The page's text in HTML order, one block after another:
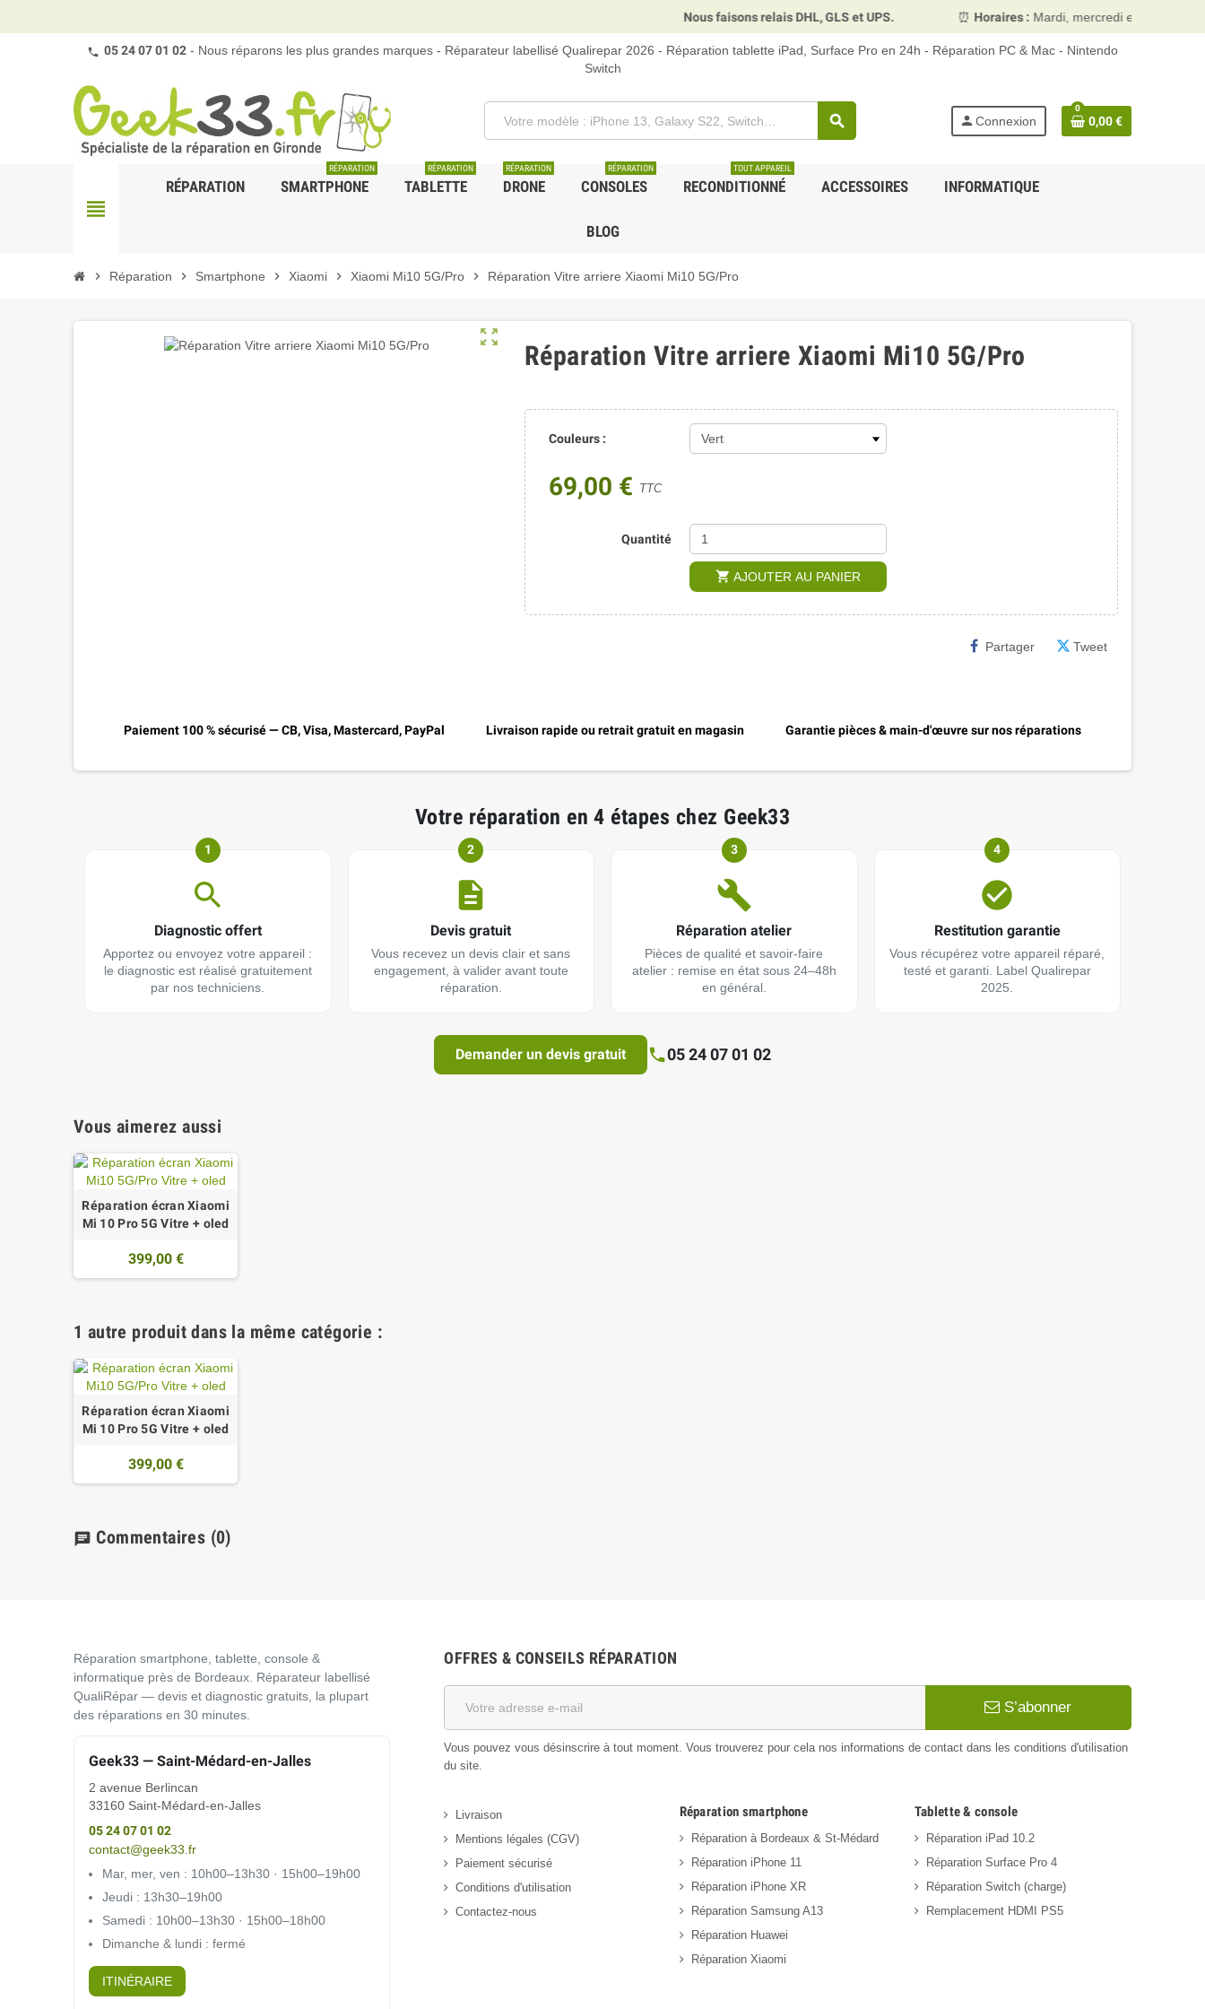
Nous faisons relais DHL, GLS et UPS. Horaires :Mardi, mercredi et vendredi
05 24 07 01 02 - Nous réparons les plus grandes marques - Réparateur labellisé Qualirepar 2026 - Réparation tablette iPad, Surface Pro en 24h - Réparation PC & Mac - Nintendo
Switch
search person Connexion
0
0,00 €
view_headline
RÉPARATION SMARTPHONE
RÉPARATION
TABLETTE
RÉPARATION
DRONE
RÉPARATION
CONSOLES
RÉPARATION
RECONDITIONNÉ
TOUT APPAREIL
ACCESSOIRES INFORMATIQUE
BLOG
chevron_right Réparation chevron_right Smartphone chevron_right Xiaomi chevron_right Xiaomi Mi10 5G/Pro chevron_right Réparation Vitre arriere Xiaomi Mi10 5G/Pro
zoom_out_map
Réparation Vitre arriere Xiaomi Mi10 5G/Pro
Couleurs :
69,00 € TTC
Quantité
shopping_cart AJOUTER AU PANIER
Partager Tweet
Paiement 100 % sécurisé — CB, Visa, Mastercard, PayPal Livraison rapide ou retrait gratuit en magasin Garantie pièces & main-d'œuvre sur nos réparations
Votre réparation en 4 étapes chez Geek33
1
Diagnostic offert
Apportez ou envoyez votre appareil :
le diagnostic est réalisé gratuitement
par nos techniciens.
2
Devis gratuit
Vous recevez un devis clair et sans
engagement, à valider avant toute
réparation.
3
Réparation atelier
Pièces de qualité et savoir-faire
atelier : remise en état sous 24–48h
en général.
4
Restitution garantie
Vous récupérez votre appareil réparé,
testé et garanti. Label Qualirepar
2025.
Demander un devis gratuit 05 24 07 01 02
Vous aimerez aussi
Réparation écran Xiaomi
Mi 10 Pro 5G Vitre + oled
399,00 €
1 autre produit dans la même catégorie :
Réparation écran Xiaomi
Mi 10 Pro 5G Vitre + oled
399,00 €
chat Commentaires (0)
Réparation smartphone, tablette, console &
informatique près de Bordeaux. Réparateur labellisé
QualiRépar — devis et diagnostic gratuits, la plupart
des réparations en 30 minutes.
Geek33 — Saint-Médard-en-Jalles
2 avenue Berlincan
33160 Saint-Médard-en-Jalles
05 24 07 01 02
contact@geek33.fr
Mar, mer, ven : 10h00–13h30 · 15h00–19h00
Jeudi : 13h30–19h00
Samedi : 10h00–13h30 · 15h00–18h00
Dimanche & lundi : fermé
ITINÉRAIRE
OFFRES & CONSEILS RÉPARATION
S’abonner
Vous pouvez vous désinscrire à tout moment. Vous trouverez pour cela nos informations de contact dans les conditions d'utilisation
du site.
Livraison
Mentions légales (CGV)
Paiement sécurisé
Conditions d'utilisation
Contactez-nous
Réparation smartphone
Réparation à Bordeaux & St-Médard
Réparation iPhone 11
Réparation iPhone XR
Réparation Samsung A13
Réparation Huawei
Réparation Xiaomi
Tablette & console
Réparation iPad 10.2
Réparation Surface Pro 4
Réparation Switch (charge)
Remplacement HDMI PS5